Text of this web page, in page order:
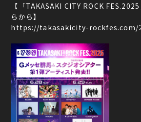
【「TAKASAKI CITY ROCK
らから】
https://takasakicity-rockfes.com/